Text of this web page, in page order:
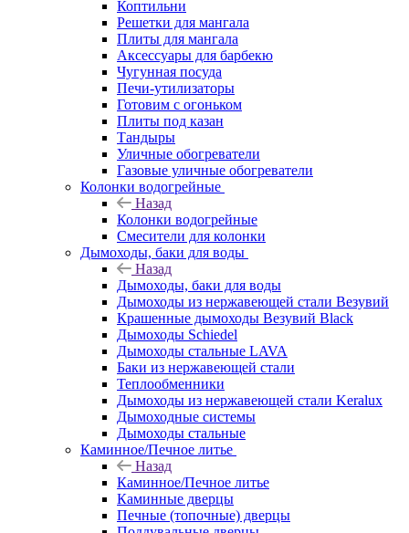
Коптильни
Решетки для мангала
Плиты для мангала
Аксессуары для барбекю
Чугунная посуда
Печи-утилизаторы
Готовим с огоньком
Плиты под казан
Тандыры
Уличные обогреватели
Газовые уличные обогреватели
Колонки водогрейные
Назад
Колонки водогрейные
Смесители для колонки
Дымоходы, баки для воды
Назад
Дымоходы, баки для воды
Дымоходы из нержавеющей стали Везувий
Крашенные дымоходы Везувий Black
Дымоходы Schiedel
Дымоходы стальные LAVA
Баки из нержавеющей стали
Теплообменники
Дымоходы из нержавеющей стали Keralux
Дымоходные системы
Дымоходы стальные
Каминное/Печное литье
Назад
Каминное/Печное литье
Каминные дверцы
Печные (топочные) дверцы